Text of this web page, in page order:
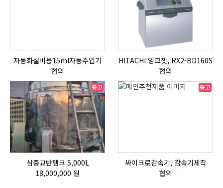
자동화설비용15ml자동주입기
협의
HITACHI 잉크젯, RX2-BD160S
협의
중고
삼중교반탱크 5,000L
18,000,000 원
중고
싸이크로감속기, 감속기제작
협의